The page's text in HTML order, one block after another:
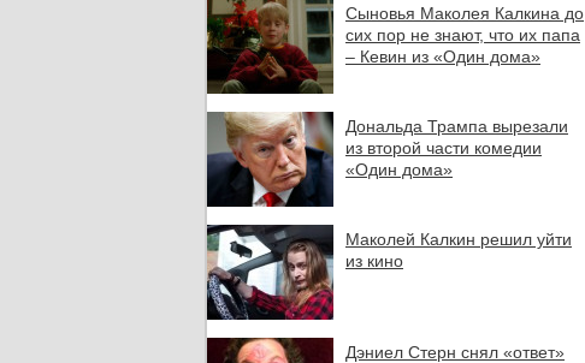
Сыновья Маколея Калкина до
сих пор не знают, что их папа
– Кевин из «Один дома»
Дональда Трампа вырезали
из второй части комедии
«Один дома»
Маколей Калкин решил уйти
из кино
Дэниел Стерн снял «ответ»